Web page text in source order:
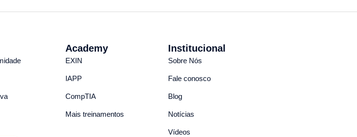
Academy
EXIN
IAPP
CompTIA
Mais treinamentos
Institucional
Sobre Nós
Fale conosco
Blog
Notícias
Vídeos